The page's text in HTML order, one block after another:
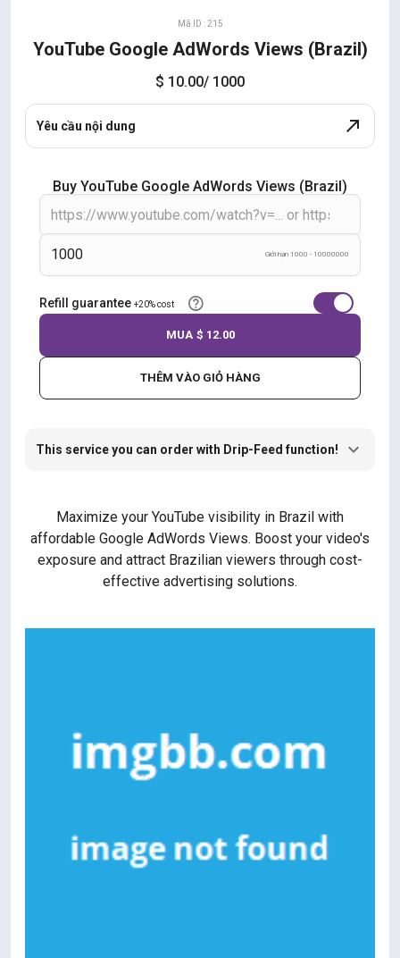
Mã ID : 215
YouTube Google AdWords Views (Brazil)
$ 10.00/ 1000
Yêu cầu nội dung
Buy YouTube Google AdWords Views (Brazil)
Giới hạn 1000 - 10000000
Refill guarantee +20% cost
THÊM VÀO GIỎ HÀNG
MUA $ 12.00
This service you can order with Drip-Feed function!
Maximize your YouTube visibility in Brazil with
affordable Google AdWords Views. Boost your video's
exposure and attract Brazilian viewers through cost-
effective advertising solutions.